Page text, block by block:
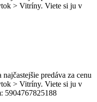
> Vitríny. Viete si ju v
predáva za cenu
> Vitríny. Viete si ju v
5904767825188